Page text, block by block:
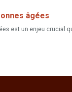
âgées
est un enjeu crucial